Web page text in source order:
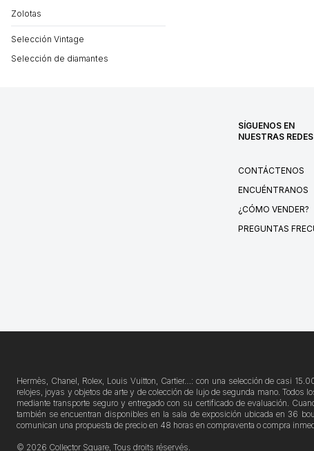
Zolotas
Selección Vintage
Selección de diamantes
SÍGUENOS EN
NUESTRAS REDES
CONTÁCTENOS
ENCUÉNTRANOS
¿CÓMO VENDER?
PREGUNTAS
Hermès, Chanel, Rolex, Louis Vuitton, Cartier…: con una selección de casi
relojes, joyas y objetos de arte y de colección de lujo de segunda mano. Todos
mediante transporte seguro y entregado con su certificado de evaluación.
también se encuentran disponibles en la sala de exposición ubicada en 36
comunican una propuesta de precio en 48 horas en compraventa o compra
© 2026 Collector Square, Tous droits réservés.